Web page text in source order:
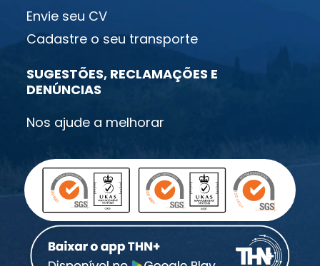
Envie seu CV
Cadastre o seu transporte
SUGESTÕES, RECLAMAÇÕES E
DENÚNCIAS
Nos ajude a melhorar